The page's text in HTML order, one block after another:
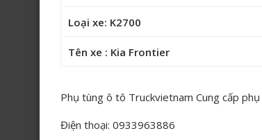
Loại xe: K2700
Tên xe : Kia Frontier
Phụ tùng ô tô Truckvietnam Cung cấp
Điện thoại: 0933963886